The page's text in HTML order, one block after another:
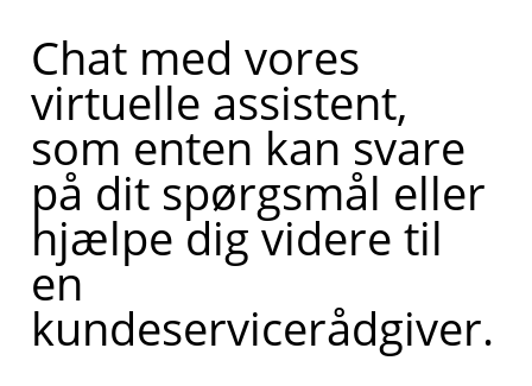
Chat med vores
virtuelle assistent,
som enten kan svare
på dit spørgsmål eller
hjælpe dig videre til
en
kundeservicerådgiver.